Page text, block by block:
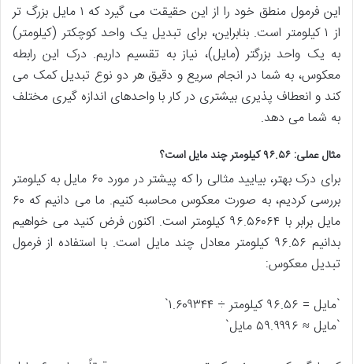
این فرمول منطق خود را از این حقیقت می گیرد که ۱ مایل بزرگ تر
از ۱ کیلومتر است. بنابراین، برای تبدیل یک واحد کوچکتر (کیلومتر)
به یک واحد بزرگتر (مایل)، نیاز به تقسیم داریم. درک این رابطه
معکوس، به شما در انجام سریع و دقیق هر دو نوع تبدیل کمک می
کند و انعطاف پذیری بیشتری در کار با واحدهای اندازه گیری مختلف
به شما می دهد.
مثال عملی: ۹۶.۵۶ کیلومتر چند مایل است؟
برای درک بهتر، بیایید مثالی را که پیشتر در مورد ۶۰ مایل به کیلومتر
بررسی کردیم، به صورت معکوس محاسبه کنیم. ما می دانیم که ۶۰
مایل برابر با ۹۶.۵۶۰۶۴ کیلومتر است. اکنون فرض کنید می خواهیم
بدانیم ۹۶.۵۶ کیلومتر معادل چند مایل است. با استفاده از فرمول
تبدیل معکوس:
`مایل = ۹۶.۵۶ کیلومتر ÷ ۱.۶۰۹۳۴۴`
`مایل ≈ ۵۹.۹۹۹۶ مایل`